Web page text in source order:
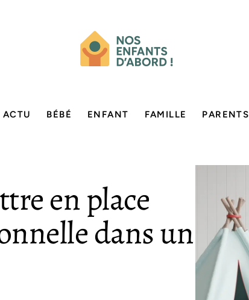
ACTU BÉBÉ ENFANT FAMILLE PARENTS
en place
dans un